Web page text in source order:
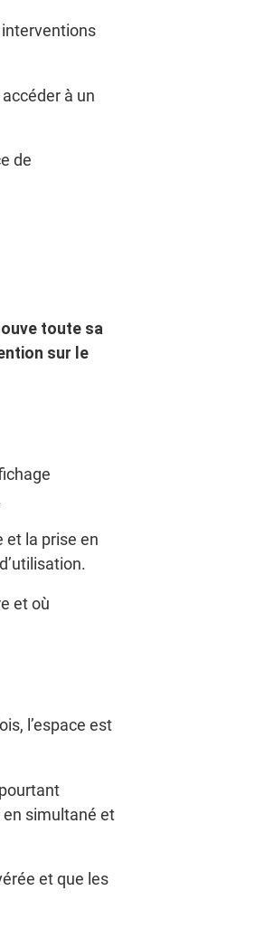
à un
de
toute sa
sur le
et la prise en
et où
l’espace est
en simultané et
et que les